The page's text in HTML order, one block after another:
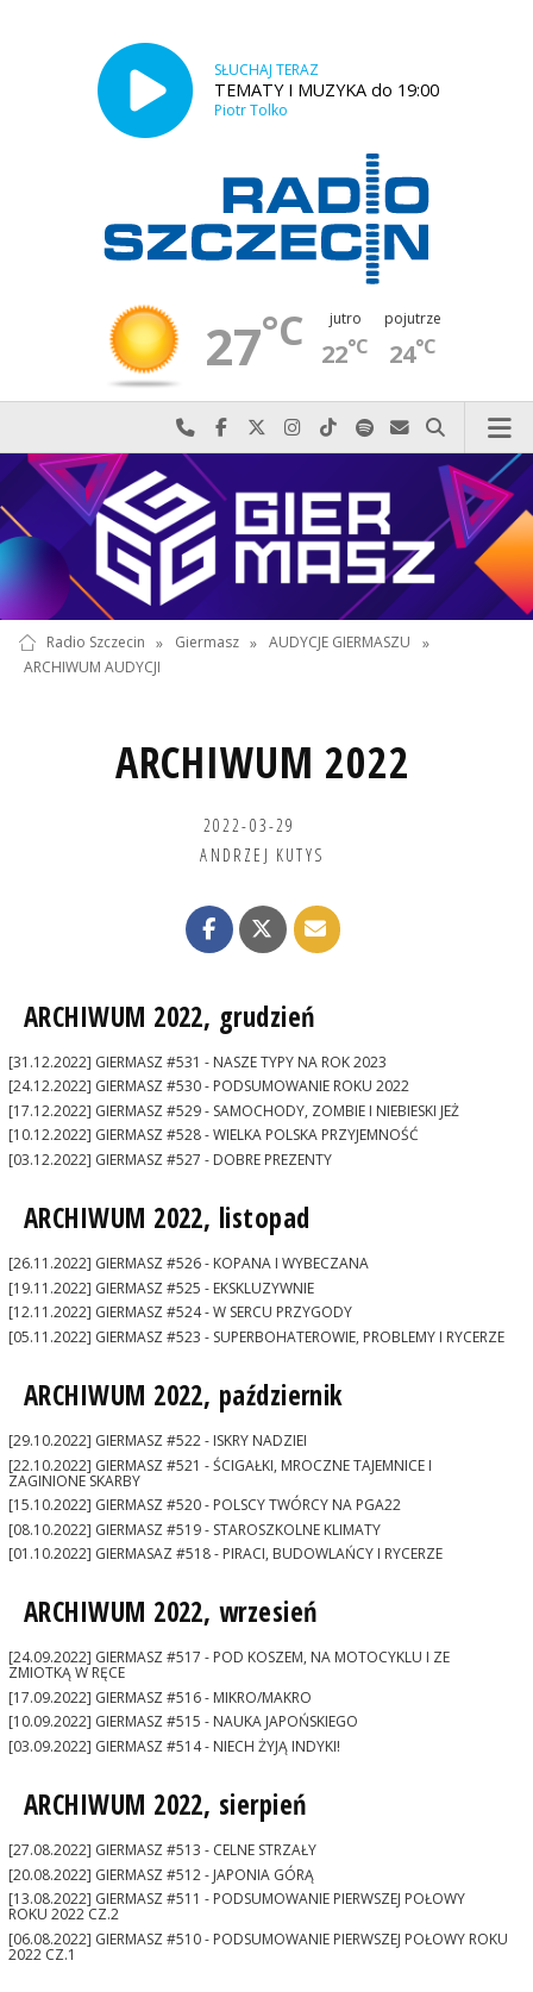
SŁUCHAJ TERAZ
TEMATY I MUZYKA do 19:00
Piotr Tolko
27°C jutro
22°C
pojutrze
24°C
Najlepiej po prostu do nas zadzwoń
Odwiedź nas na Facebook-u
Odwiedź nas na X
Odwiedź nas na Instagram-ie
Odwiedź nas na TikTok-u
Szukaj nas na Spotify
Wyślij do nas
Szukaj
Radio Szczecin » Giermasz » AUDYCJE GIERMASZU
»
ARCHIWUM AUDYCJI
ARCHIWUM 2022
2022-03-29
ANDRZEJ KUTYS
ARCHIWUM 2022, grudzień
[31.12.2022] GIERMASZ #531 - NASZE TYPY NA ROK 2023
[24.12.2022] GIERMASZ #530 - PODSUMOWANIE ROKU 2022
[17.12.2022] GIERMASZ #529 - SAMOCHODY, ZOMBIE I NIEBIESKI JEŻ
[10.12.2022] GIERMASZ #528 - WIELKA POLSKA PRZYJEMNOŚĆ
[03.12.2022] GIERMASZ #527 - DOBRE PREZENTY
ARCHIWUM 2022, listopad
[26.11.2022] GIERMASZ #526 - KOPANA I WYBECZANA
[19.11.2022] GIERMASZ #525 - EKSKLUZYWNIE
[12.11.2022] GIERMASZ #524 - W SERCU PRZYGODY
[05.11.2022] GIERMASZ #523 - SUPERBOHATEROWIE, PROBLEMY I RYCERZE
ARCHIWUM 2022, październik
[29.10.2022] GIERMASZ #522 - ISKRY NADZIEI
[22.10.2022] GIERMASZ #521 - ŚCIGAŁKI, MROCZNE TAJEMNICE I
ZAGINIONE SKARBY
[15.10.2022] GIERMASZ #520 - POLSCY TWÓRCY NA PGA22
[08.10.2022] GIERMASZ #519 - STAROSZKOLNE KLIMATY
[01.10.2022] GIERMASAZ #518 - PIRACI, BUDOWLAŃCY I RYCERZE
ARCHIWUM 2022, wrzesień
[24.09.2022] GIERMASZ #517 - POD KOSZEM, NA MOTOCYKLU I ZE
ZMIOTKĄ W RĘCE
[17.09.2022] GIERMASZ #516 - MIKRO/MAKRO
[10.09.2022] GIERMASZ #515 - NAUKA JAPOŃSKIEGO
[03.09.2022] GIERMASZ #514 - NIECH ŻYJĄ INDYKI!
ARCHIWUM 2022, sierpień
[27.08.2022] GIERMASZ #513 - CELNE STRZAŁY
[20.08.2022] GIERMASZ #512 - JAPONIA GÓRĄ
[13.08.2022] GIERMASZ #511 - PODSUMOWANIE PIERWSZEJ POŁOWY
ROKU 2022 CZ.2
[06.08.2022] GIERMASZ #510 - PODSUMOWANIE PIERWSZEJ POŁOWY ROKU
2022 CZ.1